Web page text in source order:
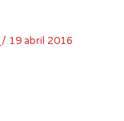
/ 19 abril 2016